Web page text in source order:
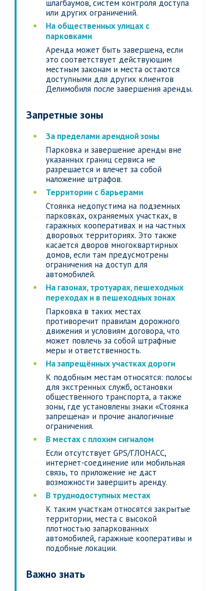
шлагбаумов, систем контроля доступа
или других ограничений.
На общественных улицах с
парковками
Аренда может быть завершена, если
это соответствует действующим
местным законам и места остаются
доступными для других клиентов
Делимобиля после завершения аренды.
Запретные зоны
За пределами арендной зоны
Парковка и завершение аренды вне
указанных границ сервиса не
разрешается и влечет за собой
наложение штрафов.
Территории с барьерами
Стоянка недопустима на подземных
парковках, охраняемых участках, в
гаражных кооперативах и на частных
дворовых территориях. Это также
касается дворов многоквартирных
домов, если там предусмотрены
ограничения на доступ для
автомобилей.
На газонах, тротуарах, пешеходных
переходах и в пешеходных зонах
Парковка в таких местах
противоречит правилам дорожного
движения и условиям договора, что
может повлечь за собой штрафные
меры и ответственность.
На запрещённых участках дороги
К подобным местам относятся: полосы
для экстренных служб, остановки
общественного транспорта, а также
зоны, где установлены знаки «Стоянка
запрещена» и прочие аналогичные
ограничения.
В местах с плохим сигналом
Если отсутствует GPS/ГЛОНАСС,
интернет-соединение или мобильная
связь, то приложение не даст
возможности завершить аренду.
В труднодоступных местах
К таким участкам относятся закрытые
территории, места с высокой
плотностью запаркованных
автомобилей, гаражные кооперативы и
подобные локации.
Важно знать